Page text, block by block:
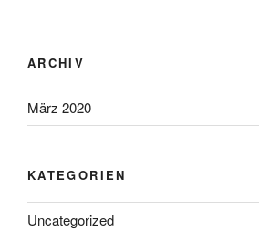
ARCHIV
März 2020
KATEGORIEN
Uncategorized